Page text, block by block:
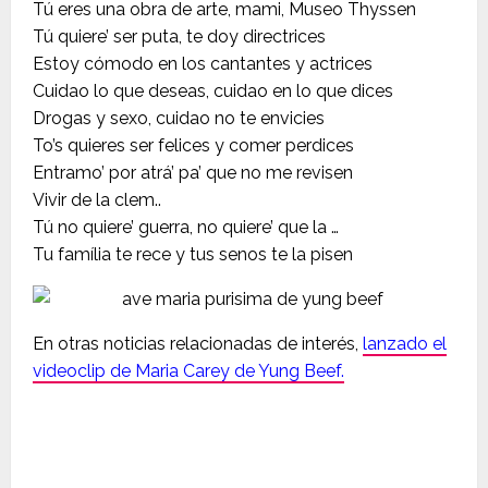
Tú eres una obra de arte, mami, Museo Thyssen
Tú quiere’ ser puta, te doy directrices
Estoy cómodo en los cantantes y actrices
Cuidao lo que deseas, cuidao en lo que dices
Drogas y sexo, cuidao no te envicies
To’s quieres ser felices y comer perdices
Entramo’ por atrá’ pa’ que no me revisen
Vivir de la clem..
Tú no quiere’ guerra, no quiere’ que la …
Tu família te rece y tus senos te la pisen
En otras noticias relacionadas de interés, lanzado el
videoclip de Maria Carey de Yung Beef.